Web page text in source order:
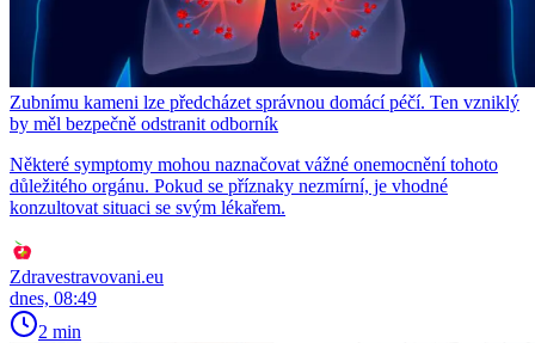
Zubnímu kameni lze předcházet správnou domácí péčí. Ten vzniklý
by měl bezpečně odstranit odborník
Některé symptomy mohou naznačovat vážné onemocnění tohoto
důležitého orgánu. Pokud se příznaky nezmírní, je vhodné
konzultovat situaci se svým lékařem.
Zdravestravovani.eu
dnes, 08:49
2 min